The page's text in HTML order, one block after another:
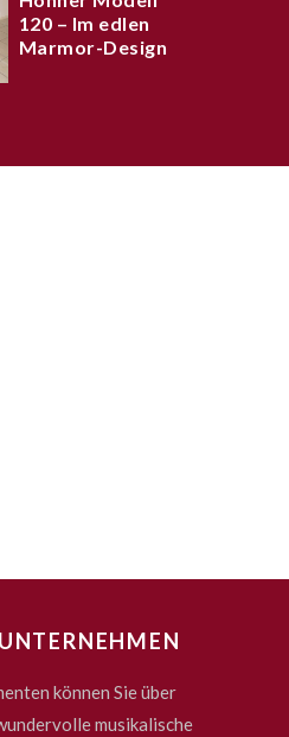
120 – Im edlen
Marmor-Design
können Sie über
musikalische